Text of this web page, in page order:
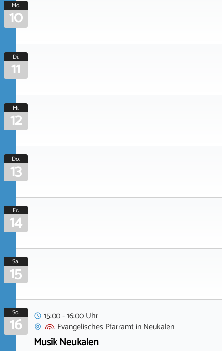
Mo.
10
Di.
11
Mi.
12
Do.
13
Fr.
14
Sa.
15
So.
16
15:00 - 16:00 Uhr
Evangelisches PfarramtinNeukalen
Musik Neukalen